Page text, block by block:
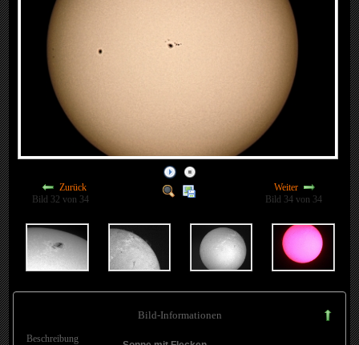
Zurück
Bild 32 von 34
Weiter
Bild 34 von 34
Bild-Informationen
Beschreibung